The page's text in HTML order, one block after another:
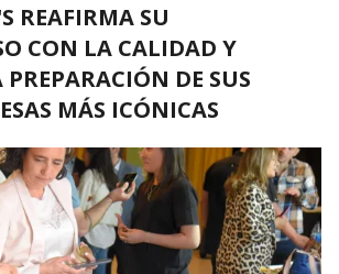
REAFIRMA SU
CON LA CALIDAD Y
DE SUS
MÁS ICÓNICAS